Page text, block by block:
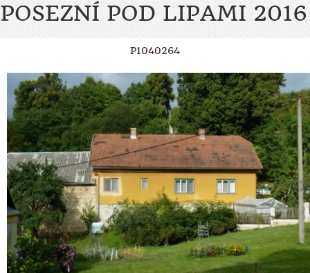
POSEZNÍ POD LIPAMI 2016
P1040264